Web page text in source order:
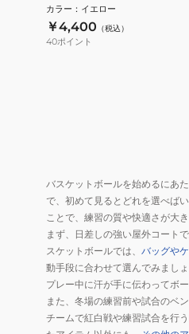
カラー ： イエロー
￥4,400 （税込）
40ポイント
バスケットボールを始めるにあ
で、初めて見るとどれを選べば
ことで、練習の質や快適さが大
まず、日差しの強い屋外コート
スケットボールでは、 バッグや
動手段に合わせて選んでみましょ
プレー中に汗が手に伝わってボ
また、冬場の練習前や試合のベ
チームで紅白戦や練習試合を行う